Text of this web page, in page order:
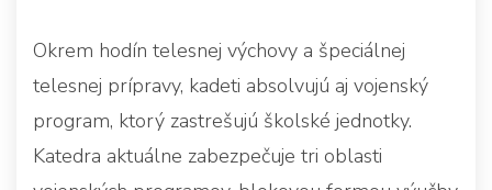
Okrem hodín telesnej výchovy a špeciálnej
telesnej prípravy, kadeti absolvujú aj vojenský
program, ktorý zastrešujú školské jednotky.
Katedra aktuálne zabezpečuje tri oblasti